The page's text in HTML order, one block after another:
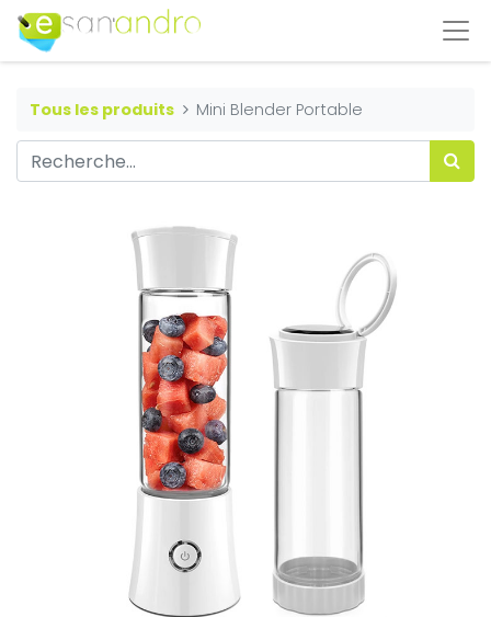
Tous les produits Mini Blender Portable